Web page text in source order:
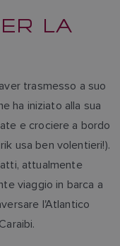
LA
trasmesso a suo
ha iniziato alla sua
e crociere a bordo
usa ben volentieri!).
attualmente
viaggio in barca a
l'Atlantico